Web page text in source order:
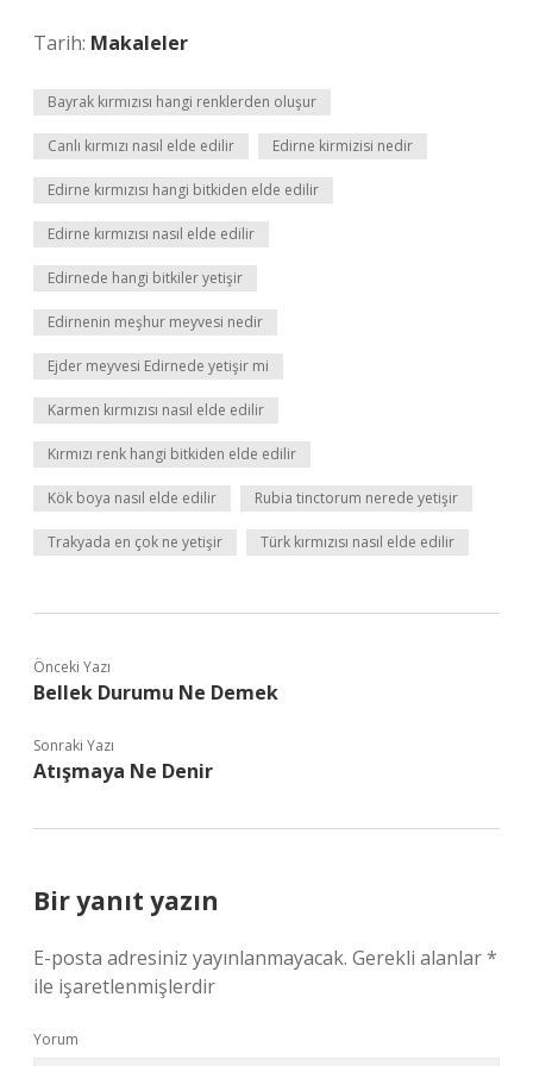
Tarih: Makaleler
Bayrak kırmızısı hangi renklerden oluşur
Canlı kırmızı nasıl elde edilir Edirne kirmizisi nedir
Edirne kırmızısı hangi bitkiden elde edilir
Edirne kırmızısı nasıl elde edilir
Edirnede hangi bitkiler yetişir
Edirnenin meşhur meyvesi nedir
Ejder meyvesi Edirnede yetişir mi
Karmen kırmızısı nasıl elde edilir
Kırmızı renk hangi bitkiden elde edilir
Kök boya nasıl elde edilir Rubia tinctorum nerede yetişir
Trakyada en çok ne yetişir Türk kırmızısı nasıl elde edilir
Önceki Yazı
Bellek Durumu Ne Demek
Sonraki Yazı
Atışmaya Ne Denir
Bir yanıt yazın
E-posta adresiniz yayınlanmayacak. Gerekli alanlar*
ile işaretlenmişlerdir
Yorum